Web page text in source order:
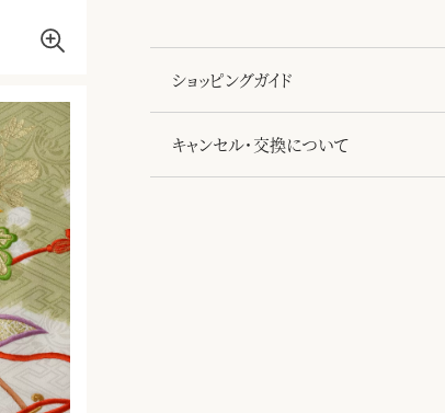
ショッピングガイド
キャンセル・交換について